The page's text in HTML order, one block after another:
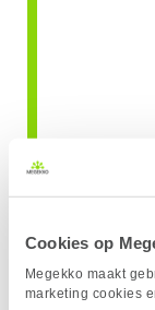
Cookies op
Megekko maakt
marketing cookies